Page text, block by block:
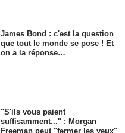
James Bond : c'est la question
que tout le monde se pose ! Et
on a la réponse…
"S'ils vous paient
suffisamment..." : Morgan
Freeman peut "fermer les yeux"